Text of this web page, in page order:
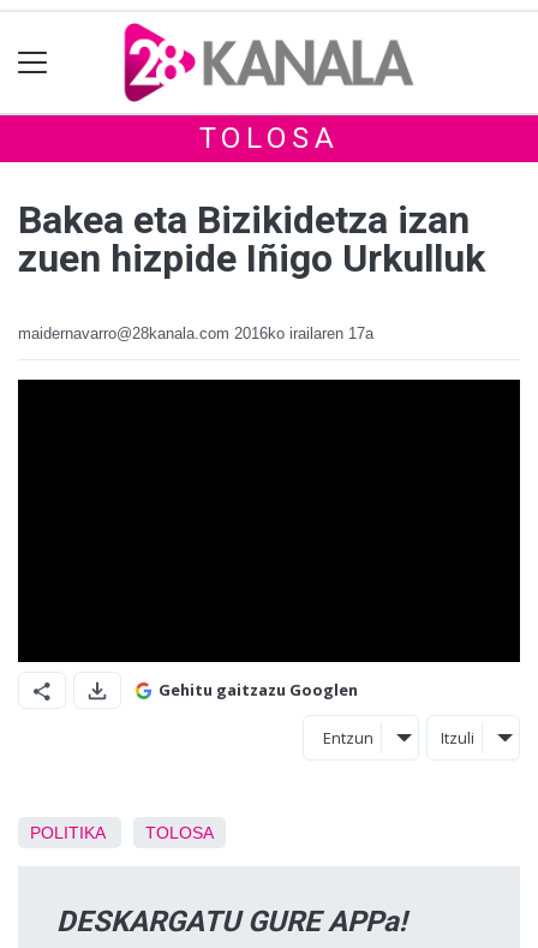
TOLOSA
Bakea eta Bizikidetza izan
zuen hizpide Iñigo Urkulluk
maidernavarro@28kanala.com 2016ko irailaren 17a
Gehitu gaitzazu Googlen
Entzun Itzuli
POLITIKA TOLOSA
DESKARGATU GURE APPa!